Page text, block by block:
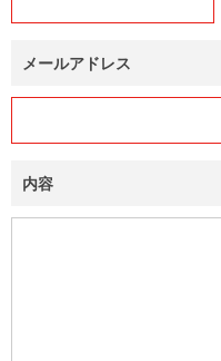
メールアドレス
内容